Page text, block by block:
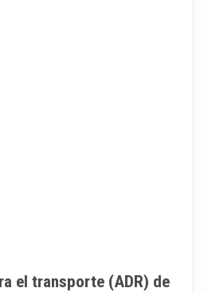
el transporte (ADR) de